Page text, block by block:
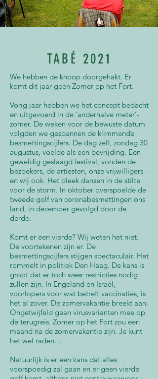
TABÉ 2021
We hebben de knoop doorgehakt. Er
komt dit jaar geen Zomer op het Fort.
Vorig jaar hebben we het concept bedacht
en uitgevoerd in de ‘anderhalve meter’-
zomer. De weken voor de bewuste datum
volgden we gespannen de klimmende
besmettingscijfers. De dag zelf, zondag 30
augustus, voelde als een bevrijding. Een
geweldig geslaagd festival, vonden de
bezoekers, de artiesten, onze vrijwilligers -
en wij ook. Het bleek dansen in de stilte
voor de storm. In oktober overspoelde de
tweede golf van coronabesmettingen ons
land, in december gevolgd door de
derde.
Komt er een vierde? Wij weten het niet.
De voortekenen zijn er. De
besmettingscijfers stijgen spectaculair. Het
rommelt in politiek Den Haag. De kans is
groot dat er toch weer restricties nodig
zullen zijn. In Engeland en Israël,
voorlopers voor wat betreft vaccinaties, is
het al zover. De zomervakantie breekt aan.
Ongetwijfeld gaan virusvarianten mee op
de terugreis. Zomer op het Fort zou een
maand na de zomervakantie zijn. Je kunt
het wel raden…
Natuurlijk is er een kans dat alles
voorspoedig zal gaan en er geen vierde